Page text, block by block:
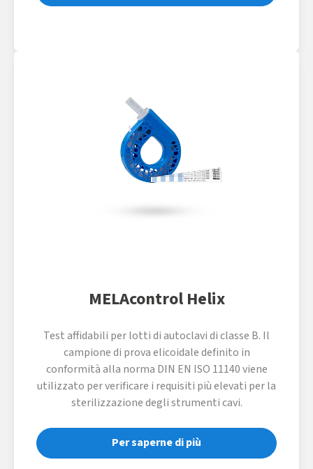
MELAcontrol Helix
Test affidabili per lotti di autoclavi di classe B. Il
campione di prova elicoidale definito in
conformità alla norma DIN EN ISO 11140 viene
utilizzato per verificare i requisiti più elevati per la
sterilizzazione degli strumenti cavi.
Per saperne di più